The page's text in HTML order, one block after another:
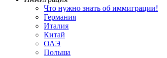
Что нужно знать об иммиграции!
Германия
Италия
Китай
ОАЭ
Польша